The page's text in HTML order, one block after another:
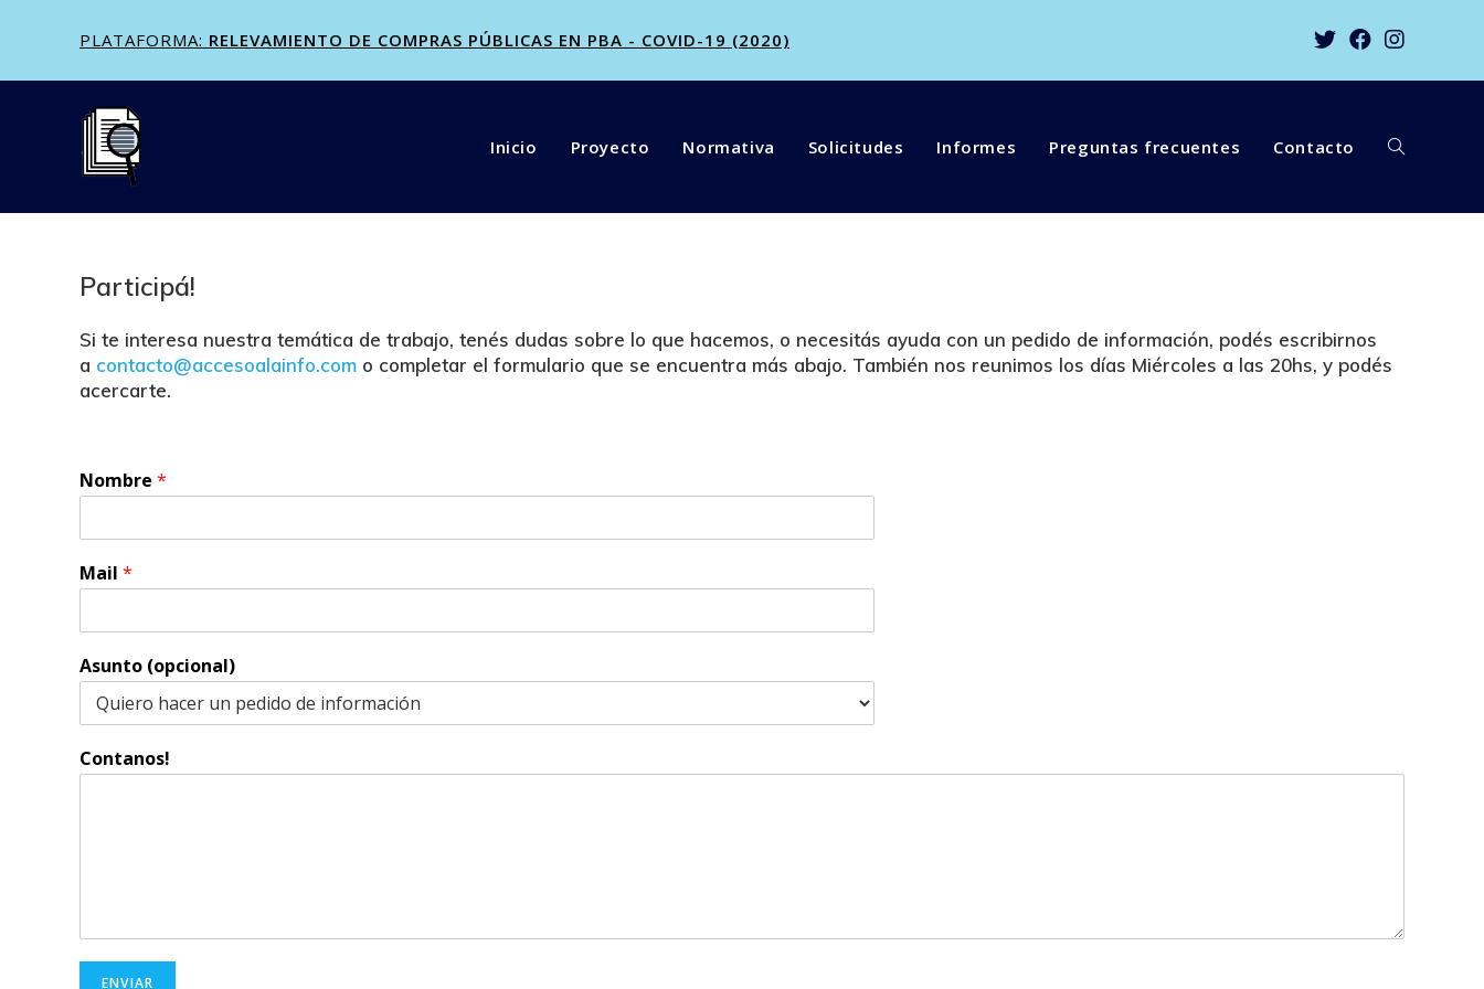
PLATAFORMA: RELEVAMIENTO DE COMPRAS PÚBLICAS EN PBA - COVID-19 (2020)
Inicio Proyecto Normativa Solicitudes Informes Preguntas frecuentes Contacto
Participá!
Si te interesa nuestra temática de trabajo, tenés dudas sobre lo que hacemos, o necesitás ayuda con un pedido de información, podés escribirnos
a contacto@accesoalainfo.com o completar el formulario que se encuentra más abajo. También nos reunimos los días Miércoles a las 20hs, y podés
acercarte.
Nombre *
Mail *
Asunto (opcional)
Contanos!
ENVIAR